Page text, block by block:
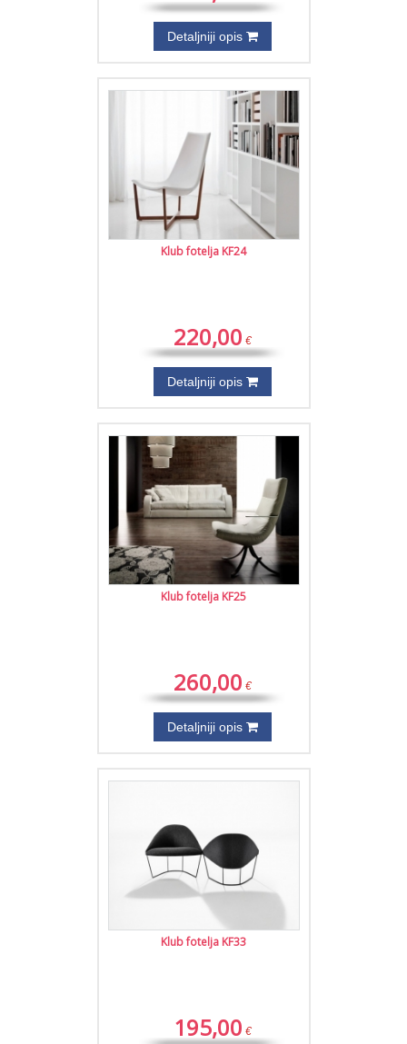
Detaljniji opis
Klub fotelja KF24
220,00 €
Detaljniji opis
Klub fotelja KF25
260,00 €
Detaljniji opis
Klub fotelja KF33
195,00 €